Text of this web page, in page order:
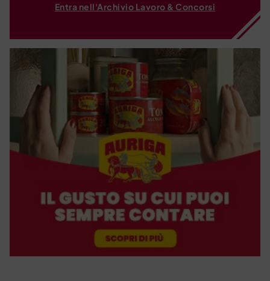
Entra nell'Archivio Lavoro & Concorsi